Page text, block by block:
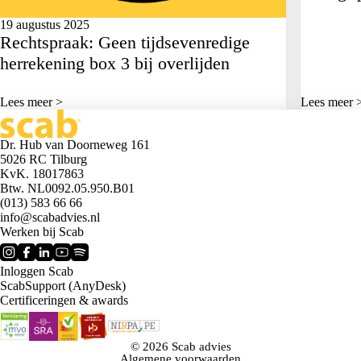
19 augustus 2025
Rechtspraak: Geen tijdsevenredige
herrekening box 3 bij overlijden
Lees meer > Lees meer
Dr. Hub van Doorneweg 161
5026 RC Tilburg
KvK. 18017863
Btw. NL0092.05.950.B01
(013) 583 66 66
info@scabadvies.nl
Werken bij Scab
Inloggen Scab
ScabSupport (AnyDesk)
Certificeringen & awards
© 2026 Scab advies